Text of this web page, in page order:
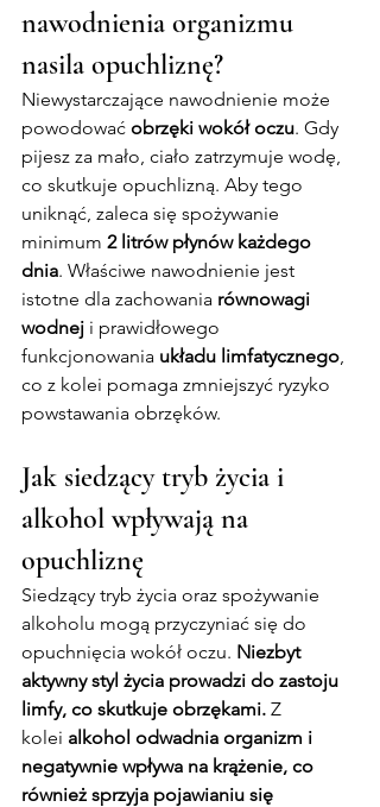
nawodnienia organizmu
nasila opuchliznę?
Niewystarczające nawodnienie może
powodować obrzęki wokół oczu. Gdy
pijesz za mało, ciało zatrzymuje wodę,
co skutkuje opuchlizną. Aby tego
uniknąć, zaleca się spożywanie
minimum 2 litrów płynów każdego
dnia. Właściwe nawodnienie jest
istotne dla zachowania równowagi
wodnej i prawidłowego
funkcjonowania układu limfatycznego,
co z kolei pomaga zmniejszyć ryzyko
powstawania obrzęków.
Jak siedzący tryb życia i
alkohol wpływają na
opuchliznę
Siedzący tryb życia oraz spożywanie
alkoholu mogą przyczyniać się do
opuchnięcia wokół oczu. Niezbyt
aktywny styl życia prowadzi do zastoju
limfy, co skutkuje obrzękami. Z
kolei alkohol odwadnia organizm i
negatywnie wpływa na krążenie, co
również sprzyja pojawianiu się